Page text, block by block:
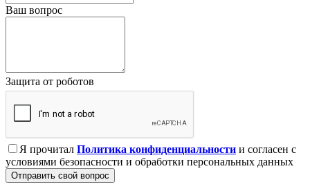
Ваш вопрос
Защита от роботов
Я прочитал Политика конфиденциальности и согласен с
условиями безопасности и обработки персональных данных
Отправить свой вопрос